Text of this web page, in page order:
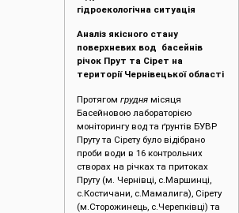
гідроекологічна ситуація
Аналіз якісного стану
поверхневих вод басейнів
річок Прут та Сірет на
території Чернівецької області
Протягом грудня місяця
Басейновою лабораторією
моніторингу вод та ґрунтів БУВР
Пруту та Сірету було відібрано
проби води в 16 контрольних
створах на річках та притоках
Пруту (м. Чернівці, c.Маршинці,
с.Костичани, с.Мамалига), Сірету
(м.Сторожинець, с.Черепківці) та